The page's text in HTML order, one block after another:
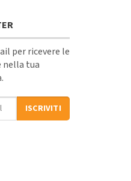
per ricevere le
tua
ISCRIVITI